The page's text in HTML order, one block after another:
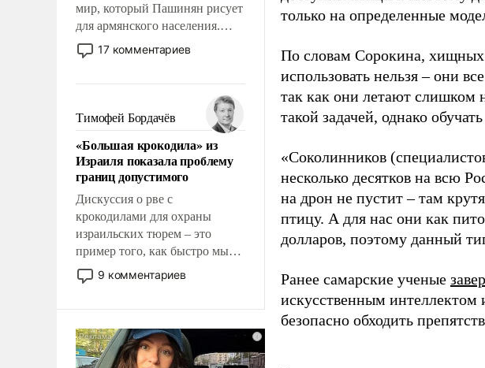
мир, который Пашинян рисует
для армянского населения.
Мир, где политические
прожекты будут безусловно
налогоплательщиков и где
Еревану за свои поступки не
нужно отвечать.
17 комментариев
Тимофей Бордачёв
«Большая крокодила» из
Израиля показала проблему
границ допустимого
Дискуссия о рве с
крокодилами для охраны
израильских тюрем – это
пример того, как быстро мы
двигаемся по пути
революционных изменений.
псевдонаучной фантастики,
стало всерьез обсуждаемой
9 комментариев
только на определенные
По словам Сорокина, хищных
использовать нельзя – они
так как они летают слишком
такой задачей, однако
«Соколинников
несколько десятков на всю
на дрон не пустит – там
птицу. А для нас они как
долларов, поэтому данный
Ранее самарские ученые
искусственным интеллектом
безопасно обходить